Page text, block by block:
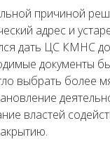
причиной
адрес и
дать ЦС КМНС
документы
выбрать более
властей